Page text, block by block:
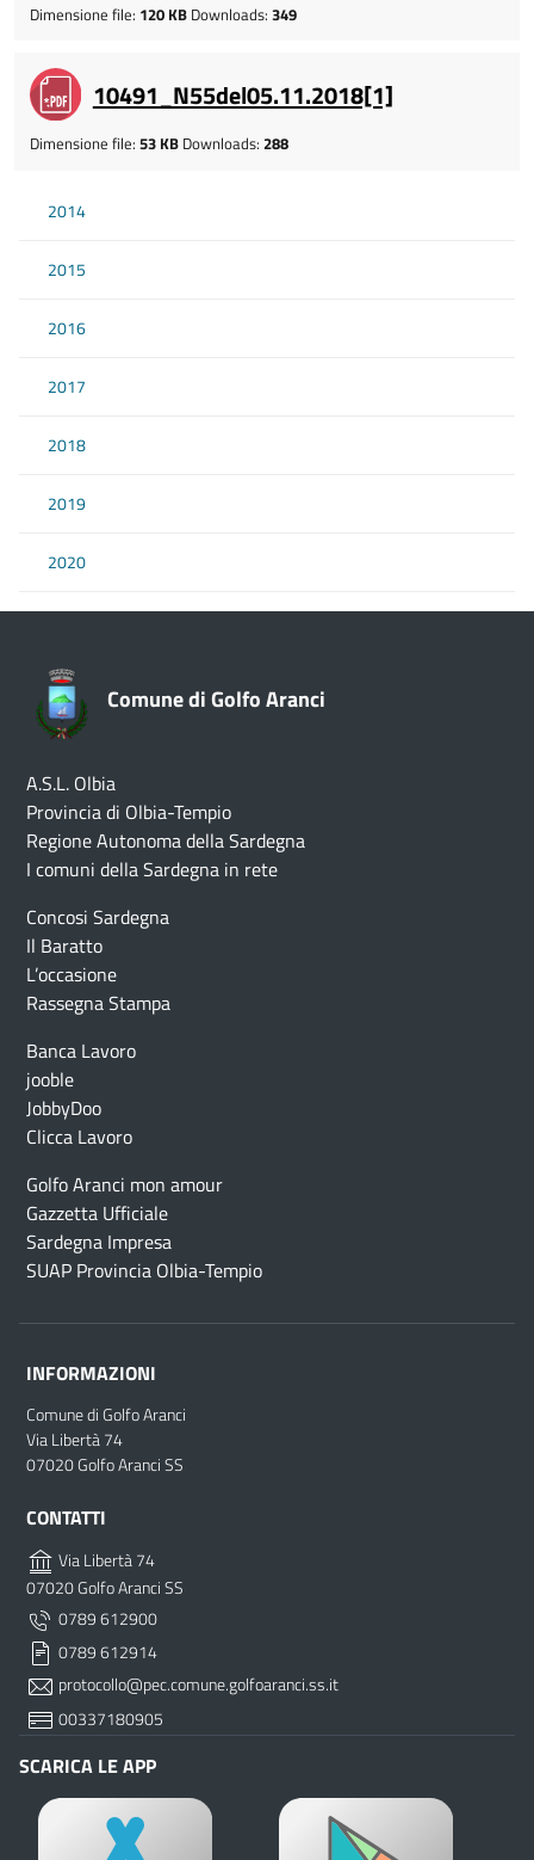
Dimensione file: 120 KB Downloads: 349
10491_N55del05.11.2018[1]
Dimensione file: 53 KB Downloads: 288
2014
2015
2016
2017
2018
2019
2020
Comune di Golfo Aranci
A.S.L. Olbia
Provincia di Olbia-Tempio
Regione Autonoma della Sardegna
I comuni della Sardegna in rete
Concosi Sardegna
Il Baratto
L’occasione
Rassegna Stampa
Banca Lavoro
jooble
JobbyDoo
Clicca Lavoro
Golfo Aranci mon amour
Gazzetta Ufficiale
Sardegna Impresa
SUAP Provincia Olbia-Tempio
INFORMAZIONI
Comune di Golfo Aranci
Via Libertà 74
07020 Golfo Aranci SS
CONTATTI
Via Libertà 74
07020 Golfo Aranci SS
0789 612900
0789 612914
protocollo@pec.comune.golfoaranci.ss.it
00337180905
SCARICA LE APP